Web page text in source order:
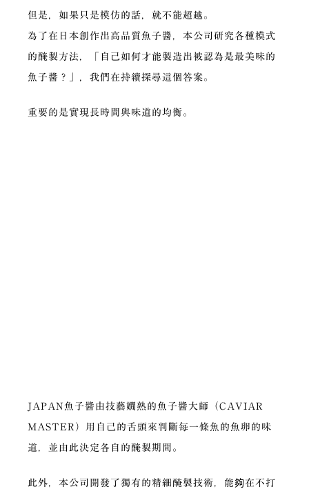
但是，如果只是模仿的話，就不能超越。
為了在日本創作出高品質魚子醬，本公司研究各種模式
的醃製方法，「自己如何才能製造出被認為是最美味的
魚子醬？」，我們在持續探尋這個答案。
重要的是實現長時間與味道的均衡。
JAPAN魚子醬由技藝嫺熟的魚子醬大師（CAVIAR
MASTER）用自己的舌頭來判斷每一條魚的魚卵的味
道，並由此決定各自的醃製期間。
此外，本公司開發了獨有的精細醃製技術，能夠在不打